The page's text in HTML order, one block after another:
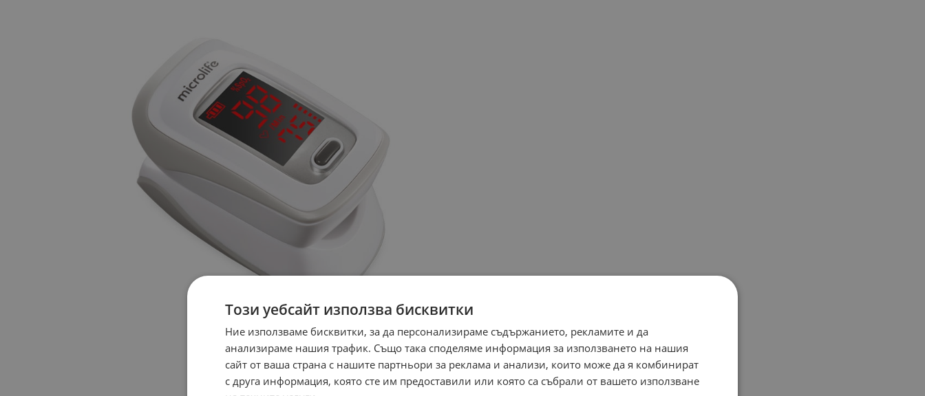
Този уебсайт използва бисквитки
Ние използваме бисквитки, за да персонализираме съдържанието, рекламите и да
анализираме нашия трафик. Също така споделяме информация за използването на нашия
сайт от ваша страна с нашите партньори за реклама и анализи, които може да я комбинират
с друга информация, която сте им предоставили или която са събрали от вашето използване